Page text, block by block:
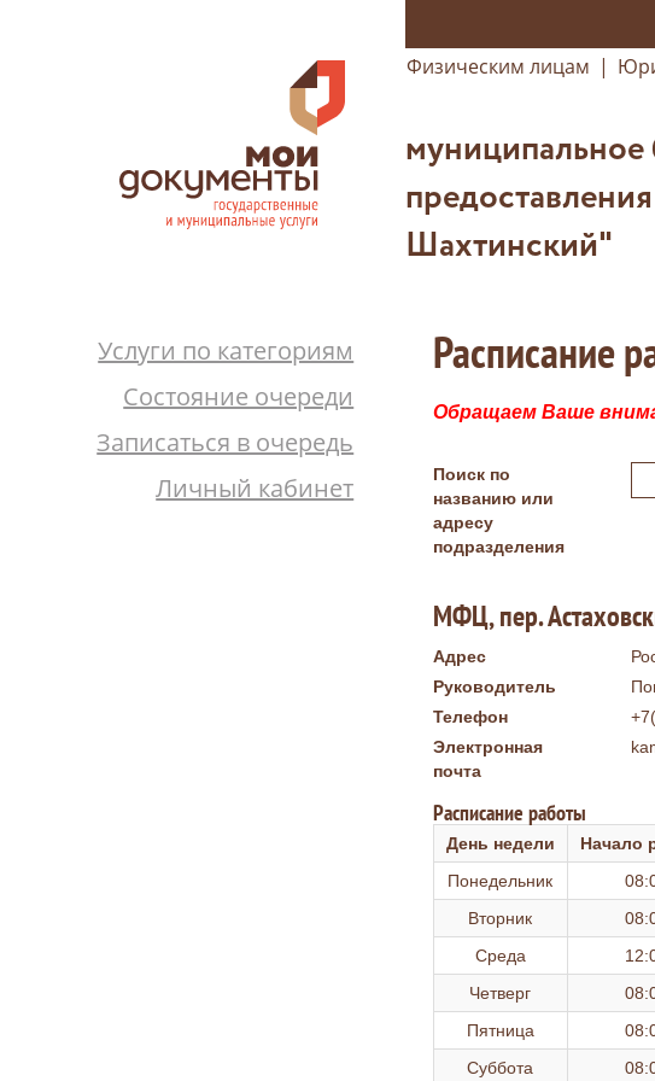
Физическим лицам |
Шахтинский"
Услуги по категориям
Состояние очереди
Записаться в очередь
Личный кабинет
Расписание
Обращаем Ваше
Поиск по
названию или
адресу
подразделения
МФЦ, пер.
Адрес
Руководитель
Телефон
Электронная
почта
Расписание работы
День недели Начало
Понедельник
Вторник
Среда
Четверг
Пятница
Суббота